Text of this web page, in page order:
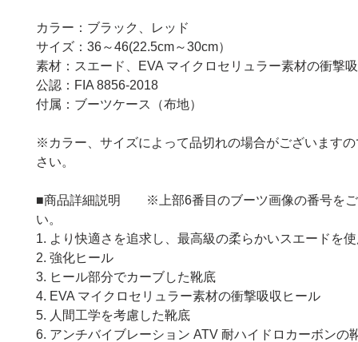
カラー：ブラック、レッド
サイズ：36～46(22.5cm～30cm）
素材：スエード、EVA マイクロセリュラー素材の衝撃
公認：FIA 8856-2018
付属：ブーツケース（布地）
※カラー、サイズによって品切れの場合がございます
さい。
■商品詳細説明 ※上部6番目のブーツ画像の番号をご
い。
1. より快適さを追求し、最高級の柔らかいスエードを
2. 強化ヒール
3. ヒール部分でカーブした靴底
4. EVA マイクロセリュラー素材の衝撃吸収ヒール
5. 人間工学を考慮した靴底
6. アンチバイブレーション ATV 耐ハイドロカーボンの